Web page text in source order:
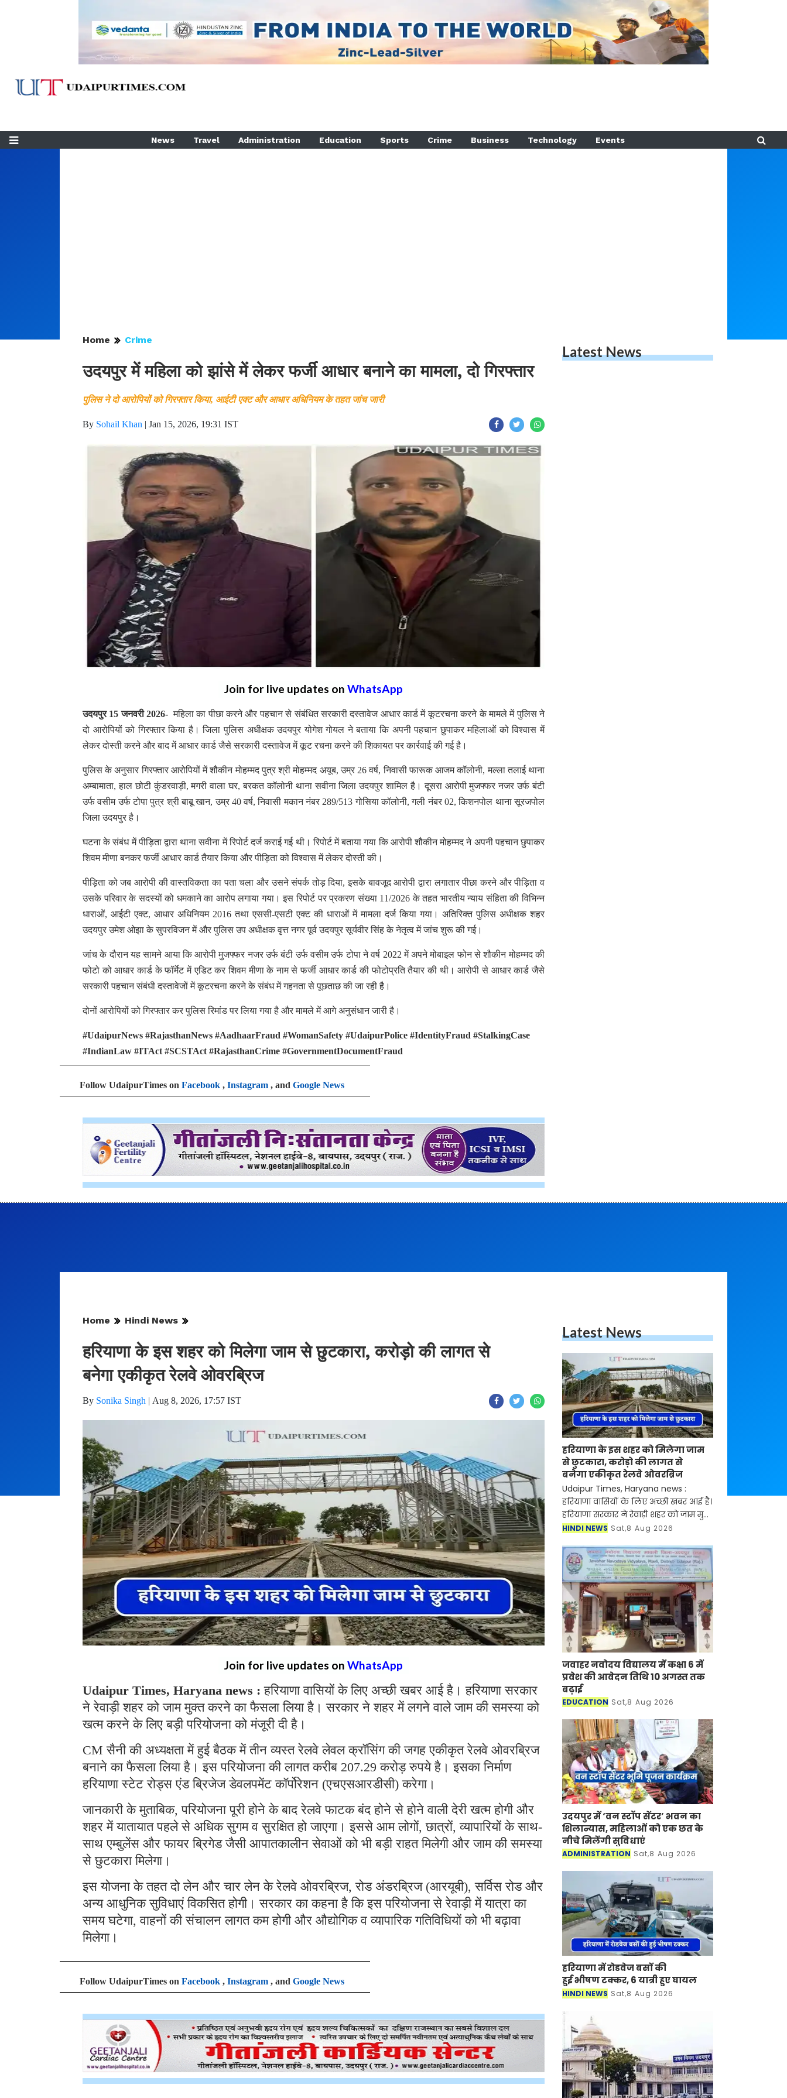
News Travel Administration Education Sports Crime Business Technology Events
Home Crime
उदयपुर में महिला को झांसे में लेकर फर्जी आधार बनाने का मामला, दो गिरफ्तार
पुलिस ने दो आरोपियों को गिरफ्तार किया, आईटी एक्ट और आधार अधिनियम के तहत जांच जारी
By Sohail Khan | Jan 15, 2026, 19:31 IST
Join for live updates on WhatsApp
उदयपुर 15 जनवरी 2026- महिला का पीछा करने और पहचान से संबंधित सरकारी दस्तावेज आधार कार्ड में कूटरचना करने के मामले में पुलिस ने
दो आरोपियों को गिरफ्तार किया है। जिला पुलिस अधीक्षक उदयपुर योगेश गोयल ने बताया कि अपनी पहचान छुपाकर महिलाओं को विश्वास में
लेकर दोस्ती करने और बाद में आधार कार्ड जैसे सरकारी दस्तावेज में कूट रचना करने की शिकायत पर कार्रवाई की गई है।
पुलिस के अनुसार गिरफ्तार आरोपियों में शौकीन मोहम्मद पुत्र श्री मोहम्मद अयूब, उम्र 26 वर्ष, निवासी फारूक आजम कॉलोनी, मल्ला तलाई थाना
अम्बामाता, हाल छोटी कुंडरवाड़ी, मगरी वाला घर, बरकत कॉलोनी थाना सवीना जिला उदयपुर शामिल है। दूसरा आरोपी मुजफ्फर नजर उर्फ बंटी
उर्फ वसीम उर्फ टोपा पुत्र श्री बाबू खान, उम्र 40 वर्ष, निवासी मकान नंबर 289/513 गोसिया कॉलोनी, गली नंबर 02, किशनपोल थाना सूरजपोल
जिला उदयपुर है।
घटना के संबंध में पीड़िता द्वारा थाना सवीना में रिपोर्ट दर्ज कराई गई थी। रिपोर्ट में बताया गया कि आरोपी शौकीन मोहम्मद ने अपनी पहचान छुपाकर
शिवम मीणा बनकर फर्जी आधार कार्ड तैयार किया और पीड़िता को विश्वास में लेकर दोस्ती की।
पीड़िता को जब आरोपी की वास्तविकता का पता चला और उसने संपर्क तोड़ दिया, इसके बावजूद आरोपी द्वारा लगातार पीछा करने और पीड़िता व
उसके परिवार के सदस्यों को धमकाने का आरोप लगाया गया। इस रिपोर्ट पर प्रकरण संख्या 11/2026 के तहत भारतीय न्याय संहिता की विभिन्न
धाराओं, आईटी एक्ट, आधार अधिनियम 2016 तथा एससी-एसटी एक्ट की धाराओं में मामला दर्ज किया गया। अतिरिक्त पुलिस अधीक्षक शहर
उदयपुर उमेश ओझा के सुपरविजन में और पुलिस उप अधीक्षक वृत्त नगर पूर्व उदयपुर सूर्यवीर सिंह के नेतृत्व में जांच शुरू की गई।
जांच के दौरान यह सामने आया कि आरोपी मुजफ्फर नजर उर्फ बंटी उर्फ वसीम उर्फ टोपा ने वर्ष 2022 में अपने मोबाइल फोन से शौकीन मोहम्मद की
फोटो को आधार कार्ड के फॉर्मेट में एडिट कर शिवम मीणा के नाम से फर्जी आधार कार्ड की फोटोप्रति तैयार की थी। आरोपी से आधार कार्ड जैसे
सरकारी पहचान संबंधी दस्तावेजों में कूटरचना करने के संबंध में गहनता से पूछताछ की जा रही है।
दोनों आरोपियों को गिरफ्तार कर पुलिस रिमांड पर लिया गया है और मामले में आगे अनुसंधान जारी है।
#UdaipurNews #RajasthanNews #AadhaarFraud #WomanSafety #UdaipurPolice #IdentityFraud #StalkingCase
#IndianLaw #ITAct #SCSTAct #RajasthanCrime #GovernmentDocumentFraud
Follow UdaipurTimes on Facebook , Instagram , and Google News
Latest News
Home Hindi News
हरियाणा के इस शहर को मिलेगा जाम से छुटकारा, करोड़ो की लागत से
बनेगा एकीकृत रेलवे ओवरब्रिज
By Sonika Singh | Aug 8, 2026, 17:57 IST
Join for live updates on WhatsApp
Udaipur Times, Haryana news : हरियाणा वासियों के लिए अच्छी खबर आई है। हरियाणा सरकार
ने रेवाड़ी शहर को जाम मुक्त करने का फैसला लिया है। सरकार ने शहर में लगने वाले जाम की समस्या को
खत्म करने के लिए बड़ी परियोजना को मंजूरी दी है।
CM सैनी की अध्यक्षता में हुई बैठक में तीन व्यस्त रेलवे लेवल क्रॉसिंग की जगह एकीकृत रेलवे ओवरब्रिज
बनाने का फैसला लिया है। इस परियोजना की लागत करीब 207.29 करोड़ रुपये है। इसका निर्माण
हरियाणा स्टेट रोड्स एंड ब्रिजेज डेवलपमेंट कॉर्पोरेशन (एचएसआरडीसी) करेगा।
जानकारी के मुताबिक, परियोजना पूरी होने के बाद रेलवे फाटक बंद होने से होने वाली देरी खत्म होगी और
शहर में यातायात पहले से अधिक सुगम व सुरक्षित हो जाएगा। इससे आम लोगों, छात्रों, व्यापारियों के साथ-
साथ एम्बुलेंस और फायर ब्रिगेड जैसी आपातकालीन सेवाओं को भी बड़ी राहत मिलेगी और जाम की समस्या
से छुटकारा मिलेगा।
इस योजना के तहत दो लेन और चार लेन के रेलवे ओवरब्रिज, रोड अंडरब्रिज (आरयूबी), सर्विस रोड और
अन्य आधुनिक सुविधाएं विकसित होगी। सरकार का कहना है कि इस परियोजना से रेवाड़ी में यात्रा का
समय घटेगा, वाहनों की संचालन लागत कम होगी और औद्योगिक व व्यापारिक गतिविधियों को भी बढ़ावा
मिलेगा।
Follow UdaipurTimes on Facebook , Instagram , and Google News
Latest News
हरियाणा के इस शहर को मिलेगा जाम
से छुटकारा, करोड़ो की लागत से
बनेगा एकीकृत रेलवे ओवरब्रिज
Udaipur Times, Haryana news :
हरियाणा वासियों के लिए अच्छी खबर आई है।
हरियाणा सरकार ने रेवाड़ी शहर को जाम मुक्त
करने का फैसला लिया है। सरकार ने शहर में
के लिए बड़
HINDI NEWS Sat,8 Aug 2026
जवाहर नवोदय विद्यालय में कक्षा 6 में
प्रवेश की आवेदन तिथि 10 अगस्त तक
बढ़ाई
EDUCATION Sat,8 Aug 2026
उदयपुर में ‘वन स्टॉप सेंटर’ भवन का
शिलान्यास, महिलाओं को एक छत के
नीचे मिलेंगी सुविधाएं
ADMINISTRATION Sat,8 Aug 2026
हरियाणा में रोडवेज बसों की
हुई भीषण टक्कर, 6 यात्री हुए घायल
HINDI NEWS Sat,8 Aug 2026